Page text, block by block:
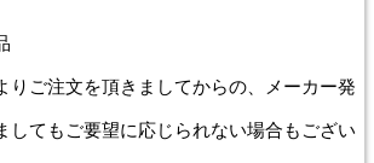
りご注文を頂きましてからの、メーカー発
してもご要望に応じられない場合もござい